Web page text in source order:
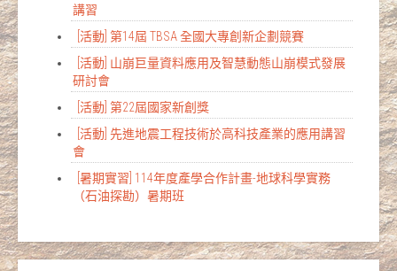
講習
[活動] 第14屆 TBSA 全國大專創新企劃競賽
[活動] 山崩巨量資料應用及智慧動態山崩模式發展
研討會
[活動] 第22屆國家新創獎
[活動] 先進地震工程技術於高科技產業的應用講習
會
[暑期實習] 114年度產學合作計畫-地球科學實務
（石油探勘）暑期班